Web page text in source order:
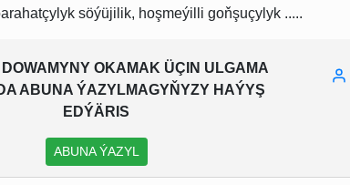
söýüjilik, hoşmeýilli goňşuçylyk .....
OKAMAK ÜÇIN ULGAMA
ABUNA ÝAZYLMAGYŇYZY HAÝYŞ
EDÝÄRIS
ABUNA ÝAZYL